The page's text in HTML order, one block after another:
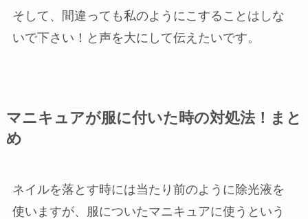
そして、間違っても私のようにこすることはしな
いで下さい！と声を大にして伝えたいです。
マニキュアが服に付いた時の対処法！まと
め
ネイルを落とす時には当たり前のように除光液を
使いますが、服についたマニキュアに使うという